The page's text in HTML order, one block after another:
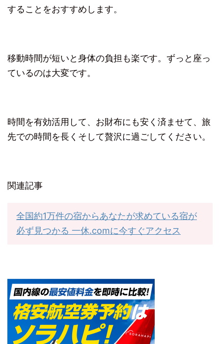
することをおすすめします。
移動時間が短いと身体の負担も楽です。ずっと座っ
ているのは大変です。
時間を有効活用して、お財布にも安く済ませて、旅
先での時間を長くそして贅沢に過ごしてください。
関連記事
全国約1万件の宿からあなたが求めている宿が
必ず見つかる 一休.comに今すぐアクセス